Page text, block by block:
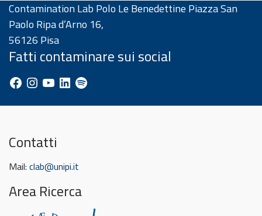
Contamination Lab Polo Le Benedettine Piazza San
Paolo Ripa d’Arno 16,
56126 Pisa
Fatti contaminare sui social
Facebook
Instagram
YouTube
LinkedInSpotify
Contatti
Mail: clab@unipi.it
Area Ricerca